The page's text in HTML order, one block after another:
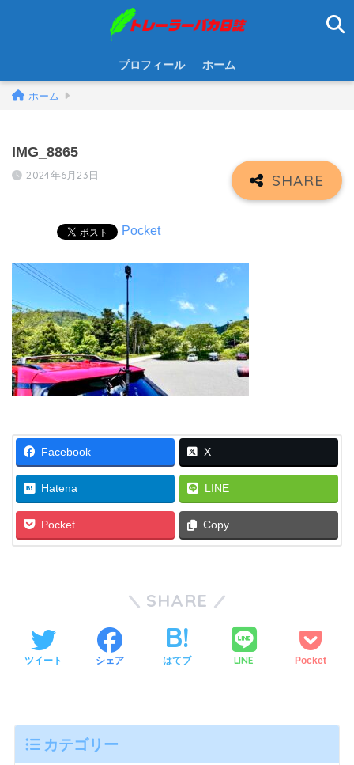
プロフィール ホーム
ホーム
IMG_8865
2024年6月23日
Pocket
Facebook X
Hatena LINE
Pocket Copy
SHARE
ツイート シェア はてブ LINE Pocket
カテゴリー